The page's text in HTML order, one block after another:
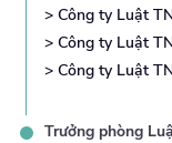
quyết và các giải
Kết nối ngay để
> Công ty Luật
> Công ty Luật
> Công ty Luật
Trưởng phòng